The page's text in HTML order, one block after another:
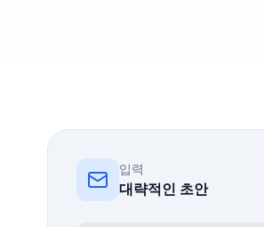
입력
대략적인 초안